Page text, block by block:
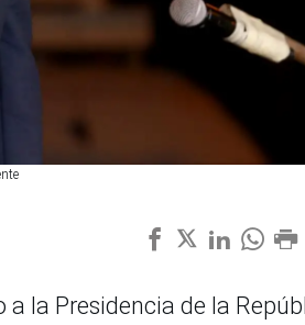
la Presidencia de la